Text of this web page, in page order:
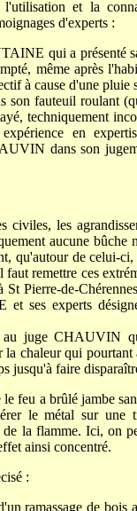
l'utilisation et la
d'experts :
qui a présenté
même après
à cause d'une pluie
fauteuil roulant
techniquement
en
dans son
civiles, les
aucune bûche
qu'autour de celui-
remettre ces
Pierre-de-
ses experts
juge CHAUVIN
la chaleur qui
jusqu'à faire
feu a brûlé jambe
le métal sur une
la flamme. Ici, on
ainsi concentré.
:
ramassage de